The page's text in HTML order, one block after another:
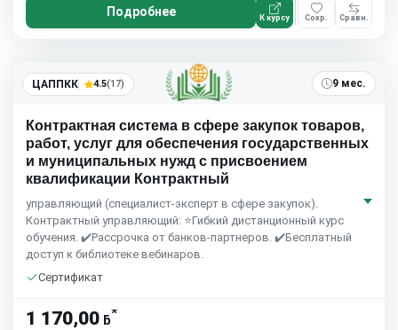
Подробнее К курсу Сохр. Сравн.
ЦАППКК 4.5(17) 9 мес.
Контрактная система в сфере закупок товаров,
работ, услуг для обеспечения государственных
и муниципальных нужд с присвоением
квалификации Контрактный
управляющий (специалист-эксперт в сфере закупок).
Контрактный управляющий: ⭐Гибкий дистанционный курс
обучения. ✔️Рассрочка от банков-партнеров. ✔️Бесплатный
доступ к библиотеке вебинаров.
Сертификат
1 170,00 ƃ*